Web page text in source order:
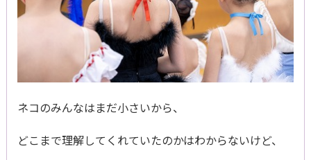
ネコのみんなはまだ小さいから、
どこまで理解してくれていたのかはわからないけど、